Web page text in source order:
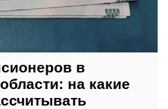
в
на какие